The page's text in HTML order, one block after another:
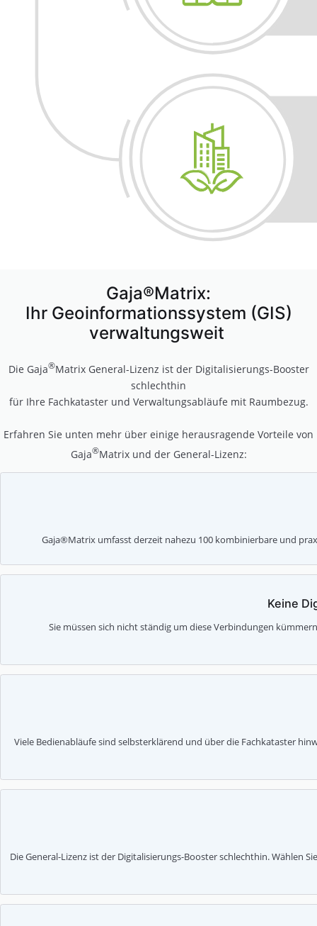
Gaja®Matrix:
Ihr Geoinformationssystem (GIS)
verwaltungsweit
Die Gaja®Matrix General-Lizenz ist der Digitalisierungs-Booster
schlechthin
für Ihre Fachkataster und Verwaltungsabläufe mit Raumbezug.
Erfahren Sie unten mehr über einige herausragende Vorteile von
Gaja®Matrix und der General-Lizenz:
Gaja®Matrix umfasst derzeit nahezu 100 kombinierbare und
Keine
Sie müssen sich nicht ständig um diese Verbindungen
Viele Bedienabläufe sind selbsterklärend und über die Fachkataster
Die General-Lizenz ist der Digitalisierungs-Booster schlechthin. Wählen